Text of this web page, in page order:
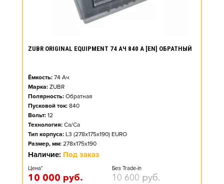
ZUBR ORIGINAL EQUIPMENT 74 АЧ 840 А [EN] ОБРАТНЫЙ
Ёмкость: 74 Ач
Марка: ZUBR
Полярность: Обратная
Пусковой ток: 840
Вольт: 12
Технология: Ca/Ca
Тип корпуса: L3 (278x175x190) EURO
Размер, мм: 278x175x190
Наличие: Под заказ
Цена*
10 000 руб.
Без Trade-in
10 600 руб.